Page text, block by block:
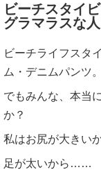
ビーチスタイ
グラマラスな
ビーチライフスタ
ム・デニムパンツ。
でもみんな、本当
か？
私はお尻が大きい
足が太いから……